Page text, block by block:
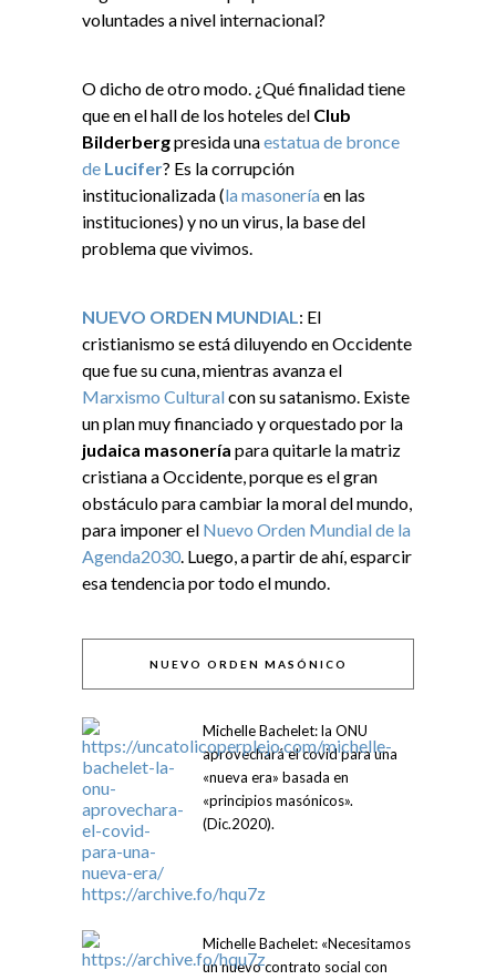
voluntades a nivel internacional?
O dicho de otro modo. ¿Qué finalidad tiene
que en el hall de los hoteles del Club
Bilderbergpresida unaestatua de bronce
de Lucifer? Es la corrupción
institucionalizada (la masoneríaen las
instituciones) y no un virus, la base del
problema que vivimos.
NUEVO ORDEN MUNDIAL: El
cristianismo se está diluyendo en Occidente
que fue su cuna, mientras avanza el
Marxismo Culturalcon su satanismo. Existe
un plan muy financiado y orquestado por la
judaica masonería para quitarle la matriz
cristiana a Occidente, porque es el gran
obstáculo para cambiar la moral del mundo,
para imponer el Nuevo Orden Mundial de la
Agenda2030. Luego, a partir de ahí, esparcir
esa tendencia por todo el mundo.
NUEVO ORDEN MASÓNICO
Michelle Bachelet: la ONU
aprovechará el covid para una
«nueva era» basada en
«principios masónicos».
(Dic.2020).
Michelle Bachelet: «Necesitamos
un nuevo contrato social con